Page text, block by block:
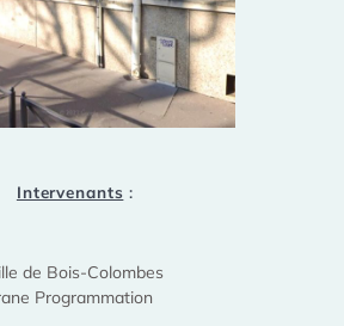
Intervenants :
de Bois-Colombes
Programmation